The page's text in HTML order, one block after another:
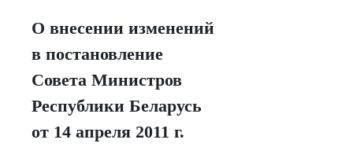
О внесении изменений
в постановление
Совета Министров
Республики Беларусь
от 14 апреля 2011 г.